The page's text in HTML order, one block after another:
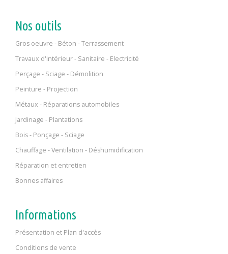
Nos outils
Gros oeuvre - Béton - Terrassement
Travaux d'intérieur - Sanitaire - Electricité
Perçage - Sciage - Démolition
Peinture - Projection
Métaux - Réparations automobiles
Jardinage - Plantations
Bois - Ponçage - Sciage
Chauffage - Ventilation - Déshumidification
Réparation et entretien
Bonnes affaires
Informations
Présentation et Plan d'accès
Conditions de vente